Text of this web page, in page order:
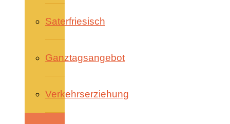
Saterfriesisch
Ganztagsangebot
Verkehrserziehung